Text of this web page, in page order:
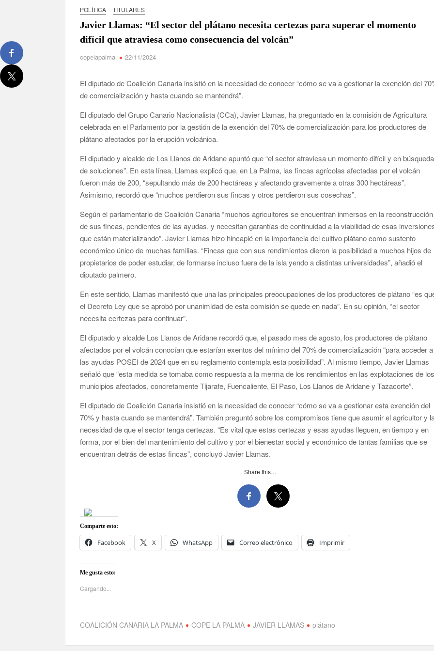
La Palma impulsa la inserción laboral de mujeres víctimas de violencia de género con el apoyo empresarial
El Día de la Cometa reúne a cientos de familias en Santa Cruz de La Palma y refuerza el comercio local en su
de agua
POLÍTICA TITULARES
Javier Llamas: “El sector del plátano necesita certezas para superar el momento
difícil que atraviesa como consecuencia del volcán”
copelapalma 22/11/2024
El diputado de Coalición Canaria insistió en la necesidad de conocer “cómo se va a gestionar la exención del
de comercialización y hasta cuando se mantendrá”.
El diputado del Grupo Canario Nacionalista (CCa), Javier Llamas, ha preguntado en la comisión de Agricultura
celebrada en el Parlamento por la gestión de la exención del 70% de comercialización para los productores de
plátano afectados por la erupción volcánica.
El diputado y alcalde de Los Llanos de Aridane apuntó que “el sector atraviesa un momento difícil y en búsqueda
de soluciones”. En esta línea, Llamas explicó que, en La Palma, las fincas agrícolas afectadas por el volcán
fueron más de 200, “sepultando más de 200 hectáreas y afectando gravemente a otras 300 hectáreas”.
Asimismo, recordó que “muchos perdieron sus fincas y otros perdieron sus cosechas”.
Según el parlamentario de Coalición Canaria “muchos agricultores se encuentran inmersos en la reconstrucción
de sus fincas, pendientes de las ayudas, y necesitan garantías de continuidad a la viabilidad de esas
que están materializando”. Javier Llamas hizo hincapié en la importancia del cultivo plátano como sustento
económico único de muchas familias. “Fincas que con sus rendimientos dieron la posibilidad a muchos hijos de
propietarios de poder estudiar, de formarse incluso fuera de la isla yendo a distintas universidades”, añadió el
diputado palmero.
En este sentido, Llamas manifestó que una las principales preocupaciones de los productores de plátano “es
el Decreto Ley que se aprobó por unanimidad de esta comisión se quede en nada”. En su opinión, “el sector
necesita certezas para continuar”.
El diputado y alcalde Los Llanos de Aridane recordó que, el pasado mes de agosto, los productores de plátano
afectados por el volcán conocían que estarían exentos del mínimo del 70% de comercialización “para acceder a
las ayudas POSEI de 2024 que en su reglamento contempla esta posibilidad”. Al mismo tiempo, Javier Llamas
señaló que “esta medida se tomaba como respuesta a la merma de los rendimientos en las explotaciones de los
municipios afectados, concretamente Tijarafe, Fuencaliente, El Paso, Los Llanos de Aridane y Tazacorte”.
El diputado de Coalición Canaria insistió en la necesidad de conocer “cómo se va a gestionar esta exención del
70% y hasta cuando se mantendrá”. También preguntó sobre los compromisos tiene que asumir el agricultor y
necesidad de que el sector tenga certezas. “Es vital que estas certezas y esas ayudas lleguen, en tiempo y en
forma, por el bien del mantenimiento del cultivo y por el bienestar social y económico de tantas familias que se
encuentran detrás de estas fincas”, concluyó Javier Llamas.
Share this…
Comparte esto:
Facebook X WhatsApp Correo electrónico Imprimir
Me gusta esto:
Cargando...
COALICIÓN CANARIA LA PALMA COPE LA PALMA JAVIER LLAMAS plátano